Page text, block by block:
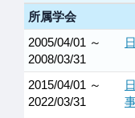
所属学会
2005/04/01 ～
2008/03/31
2015/04/01 ～
2022/03/31